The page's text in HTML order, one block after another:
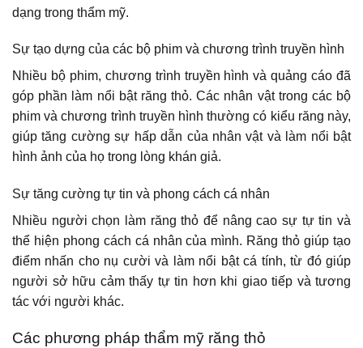
dạng trong thẩm mỹ.
Sự tạo dựng của các bộ phim và chương trình truyền hình
Nhiều bộ phim, chương trình truyền hình và quảng cáo đã
góp phần làm nổi bật răng thỏ. Các nhân vật trong các bộ
phim và chương trình truyền hình thường có kiểu răng này,
giúp tăng cường sự hấp dẫn của nhân vật và làm nổi bật
hình ảnh của họ trong lòng khán giả.
Sự tăng cường tự tin và phong cách cá nhân
Nhiều người chọn làm răng thỏ để nâng cao sự tự tin và
thể hiện phong cách cá nhân của mình. Răng thỏ giúp tạo
điểm nhấn cho nụ cười và làm nổi bật cá tính, từ đó giúp
người sở hữu cảm thấy tự tin hơn khi giao tiếp và tương
tác với người khác.
Các phương pháp thẩm mỹ răng thỏ